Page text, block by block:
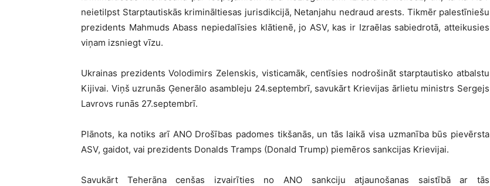
neietilpst Starptautiskās krimināltiesas jurisdikcijā, Netanjahu nedraud arests. Tikmēr palestīniešu
prezidents Mahmuds Abass nepiedalīsies klātienē, jo ASV, kas ir Izraēlas sabiedrotā, atteikusies
viņam izsniegt vīzu.
Ukrainas prezidents Volodimirs Zelenskis, visticamāk, centīsies nodrošināt starptautisko atbalstu
Kijivai. Viņš uzrunās Ģenerālo asambleju 24.septembrī, savukārt Krievijas ārlietu ministrs Sergejs
Lavrovs runās 27.septembrī.
Plānots, ka notiks arī ANO Drošības padomes tikšanās, un tās laikā visa uzmanība būs pievērsta
ASV, gaidot, vai prezidents Donalds Tramps (Donald Trump) piemēros sankcijas Krievijai.
Savukārt Teherāna cenšas izvairīties no ANO sankciju atjaunošanas saistībā ar tās